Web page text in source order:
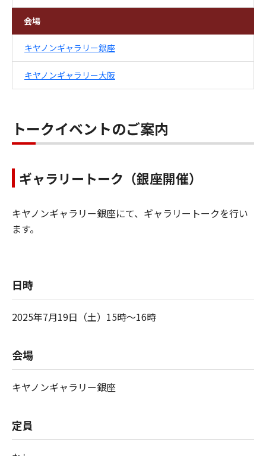
会場
キヤノンギャラリー銀座
キヤノンギャラリー大阪
トークイベントのご案内
ギャラリートーク（銀座開催）
キヤノンギャラリー銀座にて、ギャラリートークを行い
ます。
日時
2025年7月19日（土）15時～16時
会場
キヤノンギャラリー銀座
定員